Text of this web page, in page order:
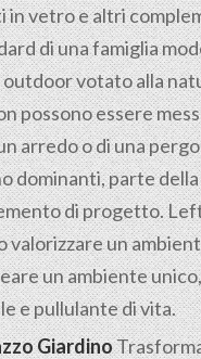
in vetro e altri
di una famiglia
votato alla
possono essere
arredo o di una
dominanti, parte della
di progetto.
valorizzare un
un ambiente
e pullulante di vita.
Giardino